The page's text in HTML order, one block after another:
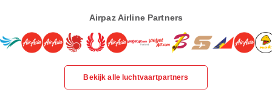
Airpaz Airline Partners
Bekijk alle luchtvaartpartners